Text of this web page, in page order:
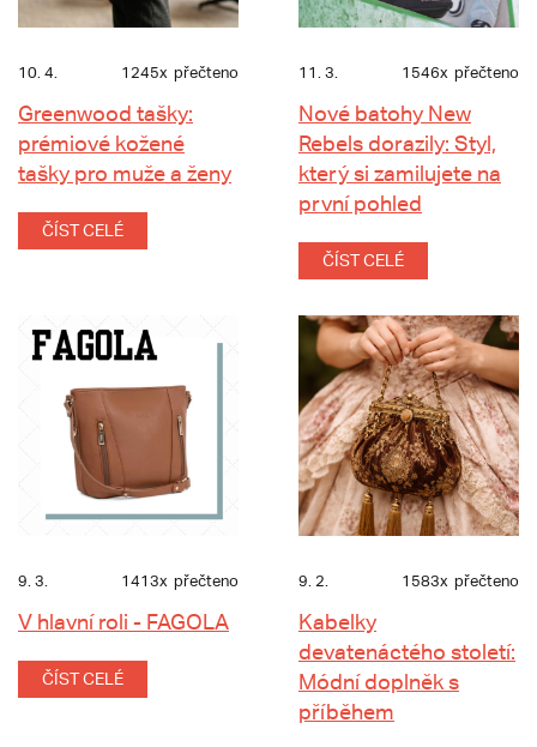
10. 4. 1245x přečteno
Greenwood tašky:
prémiové kožené
tašky pro muže a ženy
ČÍST CELÉ
11. 3. 1546x přečteno
Nové batohy New
Rebels dorazily: Styl,
který si zamilujete na
první pohled
ČÍST CELÉ
9. 3. 1413x přečteno
V hlavní roli - FAGOLA
ČÍST CELÉ
9. 2. 1583x přečteno
Kabelky
devatenáctého století:
Módní doplněk s
příběhem